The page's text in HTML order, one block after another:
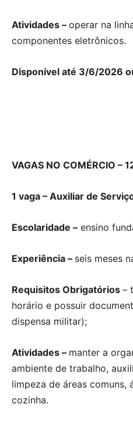
Atividades – operar na
componentes eletrônicos.
Disponível até 3/6/2026
VAGAS NO COMÉRCIO –
1 vaga – Auxiliar de
Escolaridade – ensino
Experiência – seis meses
Requisitos Obrigatórios –
horário e possuir
dispensa militar);
Atividades – manter a
ambiente de trabalho,
limpeza de áreas comuns,
cozinha.